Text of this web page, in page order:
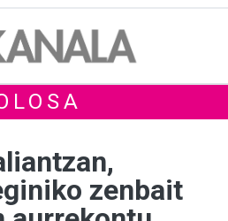
zenbait